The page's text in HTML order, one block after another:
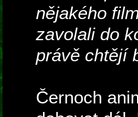
nějakého
zavolali do
právě chtějí
Černoch